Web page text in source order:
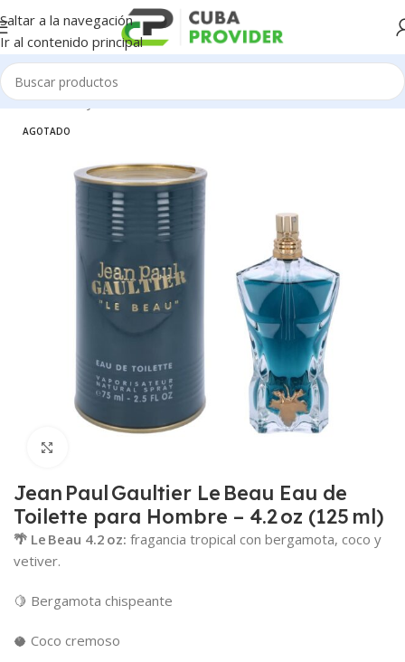
Saltar a la navegación
Ir al contenido principal
Inicio/Salud y Cuidado Personal/Perfumeria
AGOTADO
Jean Paul Gaultier Le Beau Eau de
Toilette para Hombre – 4.2 oz (125 ml)
🌴 Le Beau 4.2 oz: fragancia tropical con bergamota, coco y
vetiver.
🍋 Bergamota chispeante
🥥 Coco cremoso